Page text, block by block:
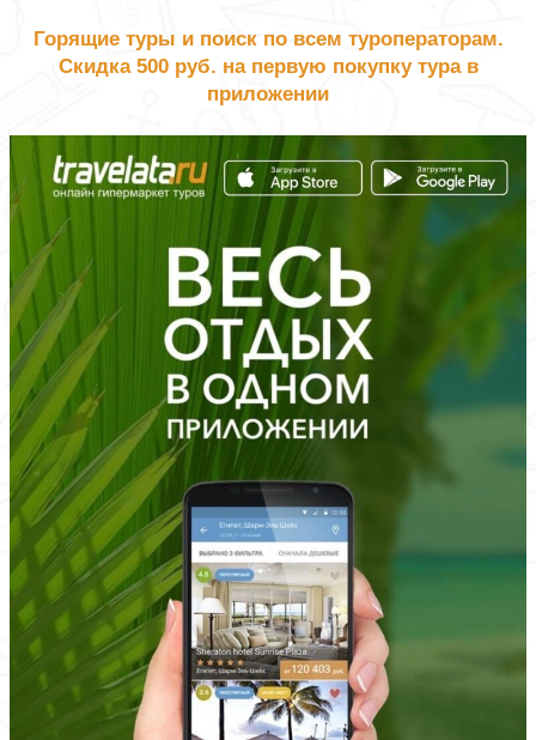
Горящие туры и поиск по всем туроператорам.
Скидка 500 руб. на первую покупку тура в
приложении